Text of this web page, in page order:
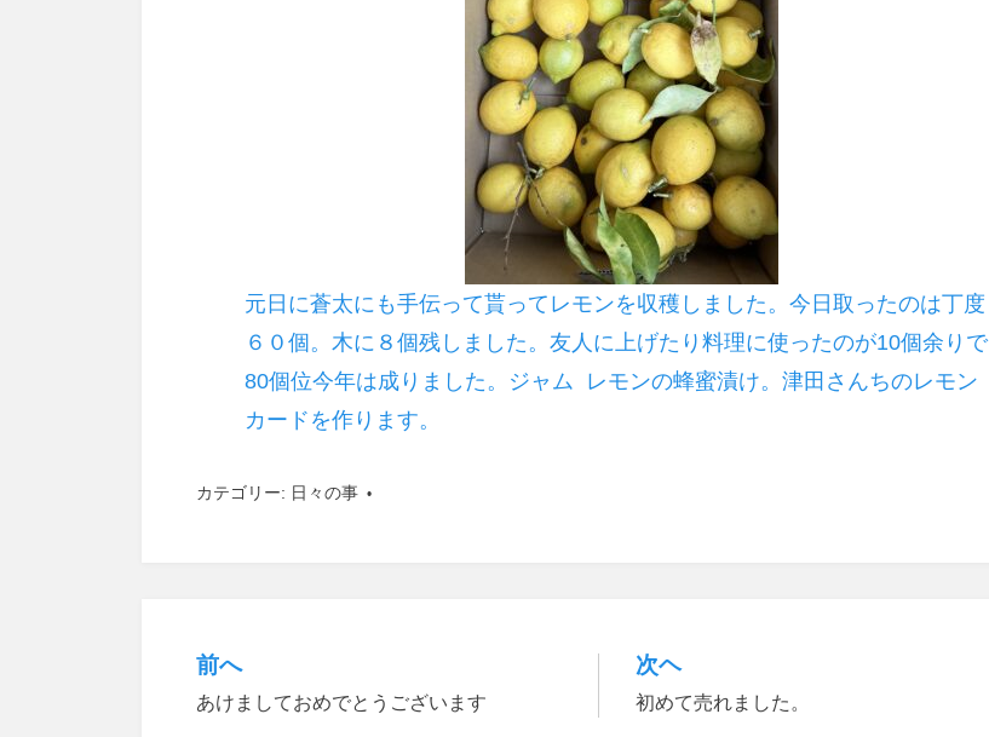
元日に蒼太にも手伝って貰ってレモンを収穫しました。今日取ったのは丁度
６０個。木に８個残しました。友人に上げたり料理に使ったのが10個余りで
80個位今年は成りました。ジャム レモンの蜂蜜漬け。津田さんちのレモン
カードを作ります。
カテゴリー: 日々の事
投
稿
前へ
あけましておめでとうございます
次ヘ
初めて売れました。